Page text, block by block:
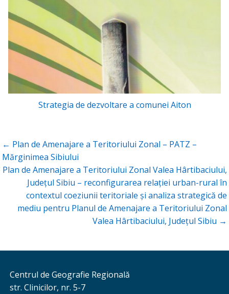
Strategia de dezvoltare a comunei Aiton
Navigare
în
articole
← Plan de Amenajare a Teritoriului Zonal – PATZ –
Mărginimea Sibiului
Plan de Amenajare a Teritoriului Zonal Valea Hârtibaciului,
Judeţul Sibiu – reconfigurarea relaţiei urban-rural în
contextul coeziunii teritoriale şi analiza strategică de
mediu pentru Planul de Amenajare a Teritoriului Zonal
Valea Hârtibaciului, Judeţul Sibiu →
Centrul de Geografie Regională
str. Clinicilor, nr. 5-7